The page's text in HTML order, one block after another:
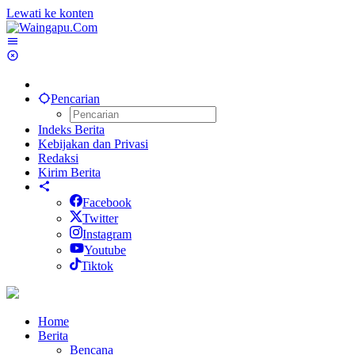
Lewati ke konten
Pencarian
Indeks Berita
Kebijakan dan Privasi
Redaksi
Kirim Berita
Facebook
Twitter
Instagram
Youtube
Tiktok
Home
Berita
Bencana